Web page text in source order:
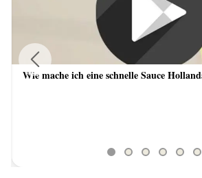
Wie mache ich eine schnelle Sauce
Previous